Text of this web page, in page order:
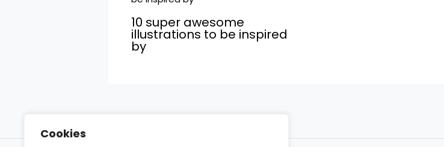
Cookies
10 super awesome
illustrations to be inspired
by